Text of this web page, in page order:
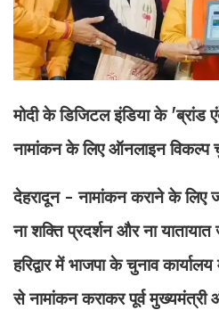
मोदी के डिजिटल इंडिया के 'ब्रांड
नामांकन के लिए ऑनलाइन
देहरादून - नामांकन कराने के लिए
ना शक्ति प्रदर्शन और ना
हरिद्वार में भाजपा के चुनाव
से नामांकन कराकर पूर्व मुख्यमंत्री